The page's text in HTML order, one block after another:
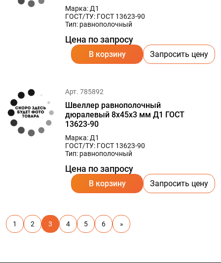
Марка: Д1
ГОСТ/ТУ: ГОСТ 13623-90
Тип: равнополочный
Цена по запросу
В корзину Запросить цену
Арт. 785892
Швеллер равнополочный
дюралевый 8х45х3 мм Д1 ГОСТ
13623-90
Марка: Д1
ГОСТ/ТУ: ГОСТ 13623-90
Тип: равнополочный
Цена по запросу
В корзину Запросить цену
1 2 3 4 5 6 »